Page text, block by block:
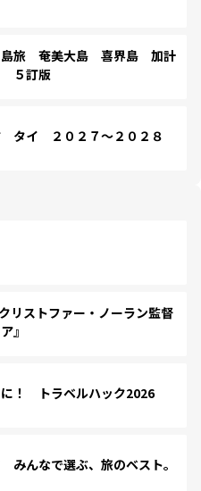
旅 奄美大島 喜界島 加計
５訂版
タイ ２０２７～２０２８
リストファー・ノーラン監督
』
！ トラベルハック2026
んなで選ぶ、旅のベスト。